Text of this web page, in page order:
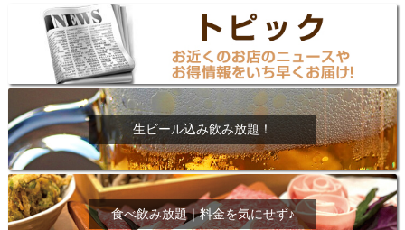
生ビール込み飲み放題！
食べ飲み放題｜料金を気にせず♪